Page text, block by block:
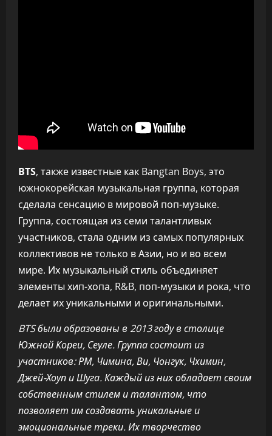
BTS, также известные как Bangtan Boys, это
южнокорейская музыкальная группа, которая
сделала сенсацию в мировой поп-музыке.
Группа, состоящая из семи талантливых
участников, стала одним из самых популярных
коллективов не только в Азии, но и во всем
мире. Их музыкальный стиль объединяет
элементы хип-хопа, R&B, поп-музыки и рока, что
делает их уникальными и оригинальными.
BTS были образованы в 2013 году в столице
Южной Кореи, Сеуле. Группа состоит из
участников: РМ, Чимина, Ви, Чонгук, Чхимин,
Джей-Хоуп и Шуга. Каждый из них обладает своим
собственным стилем и талантом, что
позволяет им создавать уникальные и
эмоциональные треки. Их творчество